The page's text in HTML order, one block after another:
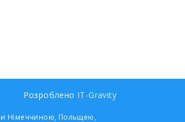
Розроблено IT-Gravity
Німеччиною, Польщею,